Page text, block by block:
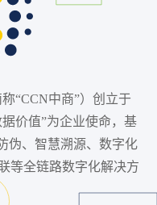
“CCN中商”）创立于
价值”为企业使命，基
伪、智慧溯源、数字化
等全链路数字化解决方